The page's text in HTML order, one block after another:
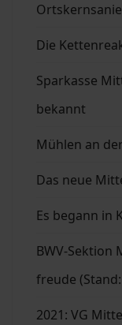
Die
Sparkasse
bekannt
Mühlen an
Das neue
Es begann in
BWV-Sektion
freude
2021: VG